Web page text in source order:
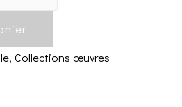
, Collections œuvres